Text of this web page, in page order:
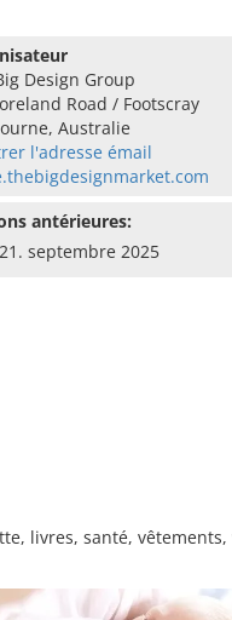
Design Group
Road / Footscray
Australie
l'adresse émail
antérieures:
septembre 2025
livres, santé,